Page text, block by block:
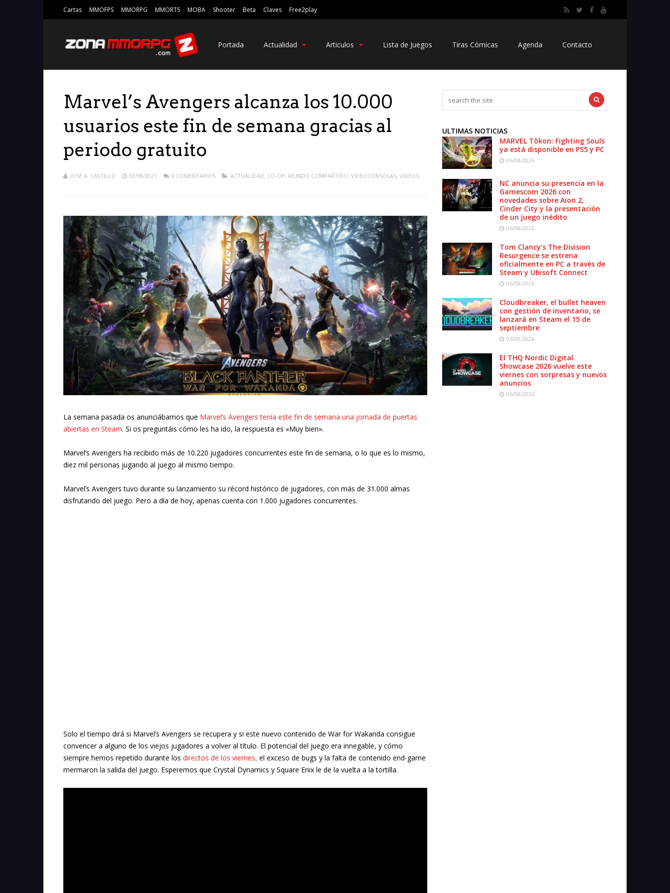
Cartas MMOFPS MMORPG MMORTS MOBA Shooter Beta Claves Free2play
Portada Actualidad Articulos Lista de Juegos Tiras Cómicas Agenda Contacto
Marvel’s Avengers alcanza los 10.000
usuarios este fin de semana gracias al
periodo gratuito
JOSE A. CASTILLO 02/08/2021 0 COMENTARIOS ACTUALIDAD, CO-OP, MUNDO COMPARTIDO, VIDEOCONSOLAS, VIDEOS
La semana pasada os anunciábamos que Marvel’s Avengers tenía este fin de semana una jornada de puertas
abiertas en Steam. Si os preguntáis cómo les ha ido, la respuesta es «Muy bien».
Marvel’s Avengers ha recibido más de 10.220 jugadores concurrentes este fin de semana, o lo que es lo mismo,
diez mil personas jugando al juego al mismo tiempo.
Marvel’s Avengers tuvo durante su lanzamiento su récord histórico de jugadores, con más de 31.000 almas
disfrutando del juego. Pero a día de hoy, apenas cuenta con 1.000 jugadores concurrentes.
Solo el tiempo dirá si Marvel’s Avengers se recupera y si este nuevo contenido de War for Wakanda consigue
convencer a alguno de los viejos jugadores a volver al título. El potencial del juego era innegable, y cómo
siempre hemos repetido durante los directos de los viernes, el exceso de bugs y la falta de contenido end-game
mermaron la salida del juego. Esperemos que Crystal Dynamics y Square Enix le de la vuelta a la tortilla.
ULTIMAS NOTICIAS
MARVEL Tōkon: Fighting Souls
ya está disponible en PS5 y PC
06/08/2026
NC anuncia su presencia en la
Gamescom 2026 con
novedades sobre Aion 2,
Cinder City y la presentación
de un juego inédito
06/08/2026
Tom Clancy’s The Division
Resurgence se estrena
oficialmente en PC a través de
Steam y Ubisoft Connect
06/08/2026
Cloudbreaker, el bullet heaven
con gestión de inventario, se
lanzará en Steam el 15 de
septiembre
06/08/2026
El THQ Nordic Digital
Showcase 2026 vuelve este
viernes con sorpresas y nuevos
anuncios
06/08/2026